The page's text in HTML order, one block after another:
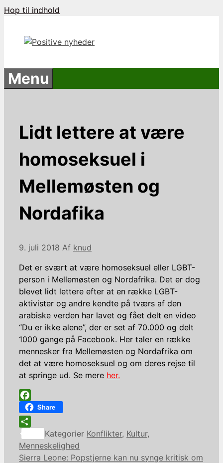
Hop til indhold
Menu
Lidt lettere at være
homoseksuel i
Mellemøsten og
Nordafika
9. juli 2018 Af knud
Det er svært at være homoseksuel eller LGBT-
person i Mellemøsten og Nordafrika. Det er dog
blevet lidt lettere efter at en række LGBT-
aktivister og andre kendte på tværs af den
arabiske verden har lavet og fået delt en video
“Du er ikke alene”, der er set af 70.000 og delt
1000 gange på Facebook. Her taler en række
mennesker fra Mellemøsten og Nordafrika om
det at være homoseksuel og om deres rejse til
at springe ud. Se mere her.
Facebook
Share
Share
Kategorier Konflikter, Kultur,
Menneskelighed
Sierra Leone: Popstjerne kan nu synge kritisk om